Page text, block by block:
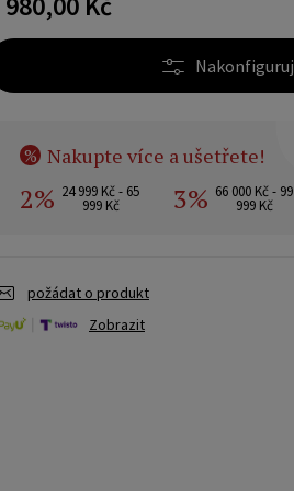
Nakonfiguruj
% Nakupte více a ušetřete!
2% 24 999 Kč - 65
999 Kč 3% 66 000 Kč - 99
999 Kč
požádat o produkt
Zobrazit